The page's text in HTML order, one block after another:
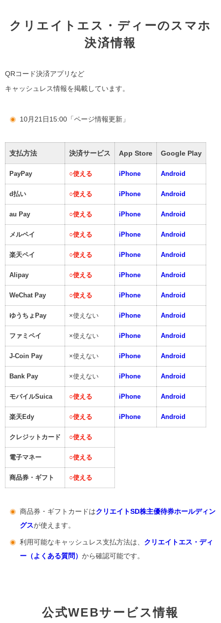
クリエイトエス・ディーのスマホ
決済情報
QRコード決済アプリなど
キャッシュレス情報を掲載しています。
10月21日15:00「ページ情報更新」
支払方法 決済サービス App Store Google Play
PayPay ○使える iPhone Android
d払い ○使える iPhone Android
au Pay ○使える iPhone Android
メルペイ ○使える iPhone Android
楽天ペイ ○使える iPhone Android
Alipay ○使える iPhone Android
WeChat Pay ○使える iPhone Android
ゆうちょPay ×使えない iPhone Android
ファミペイ ×使えない iPhone Android
J-Coin Pay ×使えない iPhone Android
Bank Pay ×使えない iPhone Android
モバイルSuica ○使える iPhone Android
楽天Edy ○使える iPhone Android
クレジットカード ○使える
電子マネー ○使える
商品券・ギフト ○使える
商品券・ギフトカードはクリエイトSD株主優待券ホールディン
グスが使えます。
利用可能なキャッシュレス支払方法は、 クリエイトエス・ディ
ー（よくある質問） から確認可能です。
公式WEBサービス情報